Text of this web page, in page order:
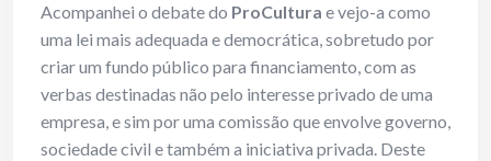
Acompanhei o debate do ProCultura e vejo-a como
uma lei mais adequada e democrática, sobretudo por
criar um fundo público para financiamento, com as
verbas destinadas não pelo interesse privado de uma
empresa, e sim por uma comissão que envolve governo,
sociedade civil e também a iniciativa privada. Deste